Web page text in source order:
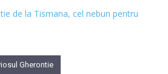
de la Tismana, cel nebun pentru
Gherontie